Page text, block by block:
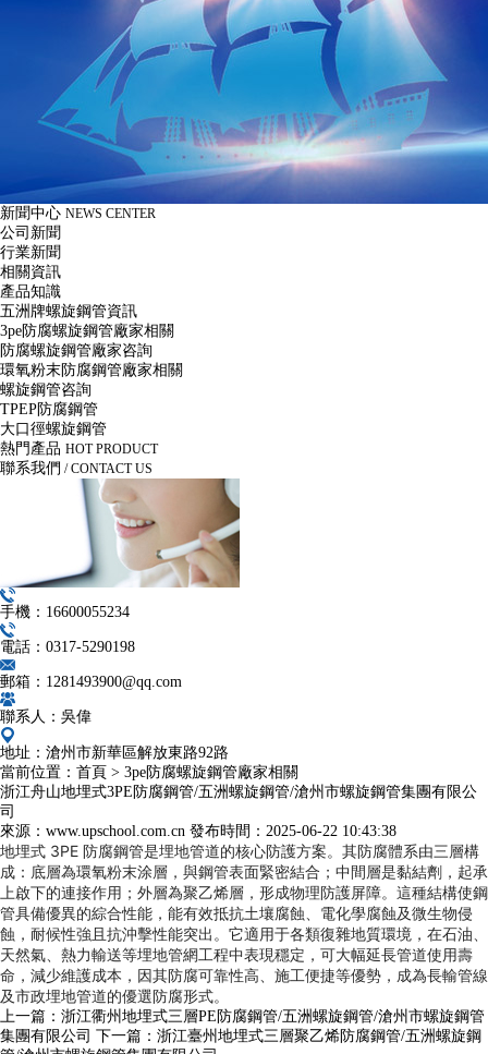
新聞中心 NEWS CENTER
公司新聞
行業新聞
相關資訊
產品知識
五洲牌螺旋鋼管資訊
3pe防腐螺旋鋼管廠家相關
防腐螺旋鋼管廠家咨詢
環氧粉末防腐鋼管廠家相關
螺旋鋼管咨詢
TPEP防腐鋼管
大口徑螺旋鋼管
熱門產品 HOT PRODUCT
聯系我們 / CONTACT US
手機：16600055234
電話：0317-5290198
郵箱：1281493900@qq.com
聯系人：吳偉
地址：滄州市新華區解放東路92路
當前位置： 首頁 > 3pe防腐螺旋鋼管廠家相關
浙江舟山地埋式3PE防腐鋼管/五洲螺旋鋼管/滄州市螺旋鋼管集團有限公
司
來源：www.upschool.com.cn 發布時間： 2025-06-22 10:43:38
地埋式 3PE 防腐鋼管是埋地管道的核心防護方案。其防腐體系由三層構
成：底層為環氧粉末涂層，與鋼管表面緊密結合；中間層是黏結劑，起承
上啟下的連接作用；外層為聚乙烯層，形成物理防護屏障。這種結構使鋼
管具備優異的綜合性能，能有效抵抗土壤腐蝕、電化學腐蝕及微生物侵
蝕，耐候性強且抗沖擊性能突出。它適用于各類復雜地質環境，在石油、
天然氣、熱力輸送等埋地管網工程中表現穩定，可大幅延長管道使用壽
命，減少維護成本，因其防腐可靠性高、施工便捷等優勢，成為長輸管線
及市政埋地管道的優選防腐形式。
上一篇： 浙江衢州地埋式三層PE防腐鋼管/五洲螺旋鋼管/滄州市螺旋鋼管
集團有限公司 下一篇： 浙江臺州地埋式三層聚乙烯防腐鋼管/五洲螺旋鋼